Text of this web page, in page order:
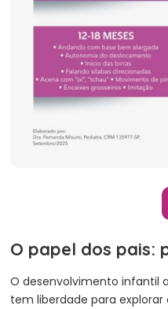
O papel dos pais:
O desenvolvimento infantil
tem liberdade para